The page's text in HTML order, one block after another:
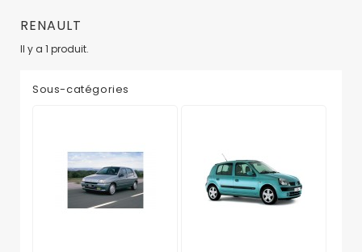
RENAULT
Il y a 1 produit.
Sous-catégories